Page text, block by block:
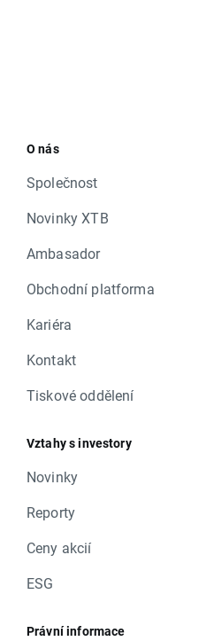
O nás
Společnost
Novinky XTB
Ambasador
Obchodní platforma
Kariéra
Kontakt
Tiskové oddělení
Vztahy s investory
Novinky
Reporty
Ceny akcií
ESG
Právní informace